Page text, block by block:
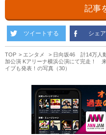
記事
ツイートする シェ
TOP エンタメ
日向坂46 計14万人
加公演 Kアリーナ横浜公演にて完走！
イブも発表！の写真（30）